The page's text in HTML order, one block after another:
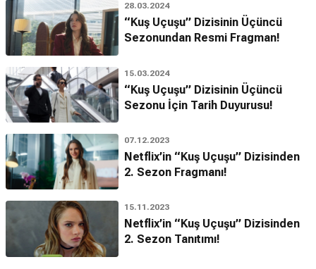
28.03.2024
“Kuş Uçuşu” Dizisinin Üçüncü
Sezonundan Resmi Fragman!
15.03.2024
“Kuş Uçuşu” Dizisinin Üçüncü
Sezonu İçin Tarih Duyurusu!
07.12.2023
Netflix’in “Kuş Uçuşu” Dizisinden
2. Sezon Fragmanı!
15.11.2023
Netflix’in “Kuş Uçuşu” Dizisinden
2. Sezon Tanıtımı!